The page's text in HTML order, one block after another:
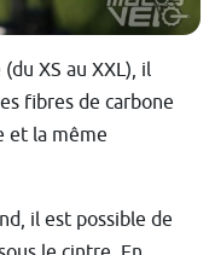
XS au XXL), il
fibres de carbone
et la même
il est possible de